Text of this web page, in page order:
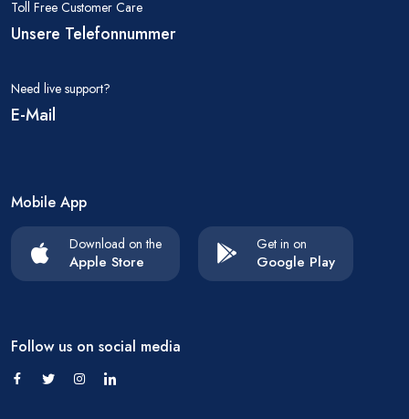
Toll Free Customer Care
Unsere Telefonnummer
Need live support?
E-Mail
Mobile App
Download on the
Apple Store
Get in on
Google Play
Follow us on social media